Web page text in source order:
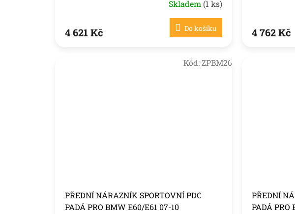
Skladem (1 ks)
4 621 Kč Do košíku 4 762 Kč
PŘEDNÍ NÁRAZNÍK SPORTOVNÍ PDC
PADÁ PRO BMW E60/E61 07-10
Kód:ZPBM20
PŘEDNÍ
PADÁ PRO